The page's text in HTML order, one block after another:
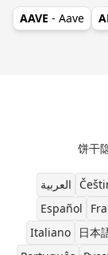
AAVE - Aave
饼干
العربية
Español
Italiano
日本